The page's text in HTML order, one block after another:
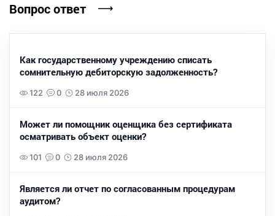
Вопрос ответ
Как государственному учреждению списать
сомнительную дебиторскую задолженность?
122 0 28 июля 2026
Может ли помощник оценщика без сертификата
осматривать объект оценки?
101 0 28 июля 2026
Является ли отчет по согласованным процедурам
аудитом?